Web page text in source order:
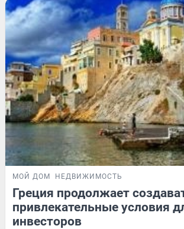
МОЙ ДОМ НЕДВИЖИМОСТЬ
Греция продолжает
привлекательные условия
инвесторов